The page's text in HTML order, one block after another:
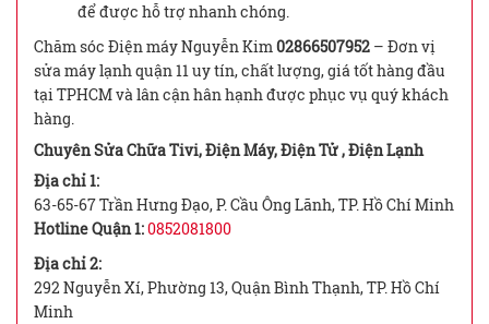
để được hỗ trợ nhanh chóng.
Chăm sóc Điện máy Nguyễn Kim02866507952 – Đơn vị
sửa máy lạnh quận 11 uy tín, chất lượng, giá tốt hàng đầu
tại TPHCM và lân cận hân hạnh được phục vụ quý khách
hàng.
Chuyên Sửa Chữa Tivi, Điện Máy, Điện Tử , Điện Lạnh
Địa chỉ 1:
63-65-67 Trần Hưng Đạo, P. Cầu Ông Lãnh, TP. Hồ Chí Minh
Hotline Quận 1:0852081800
Địa chỉ 2:
292 Nguyễn Xí, Phường 13, Quận Bình Thạnh, TP. Hồ Chí
Minh